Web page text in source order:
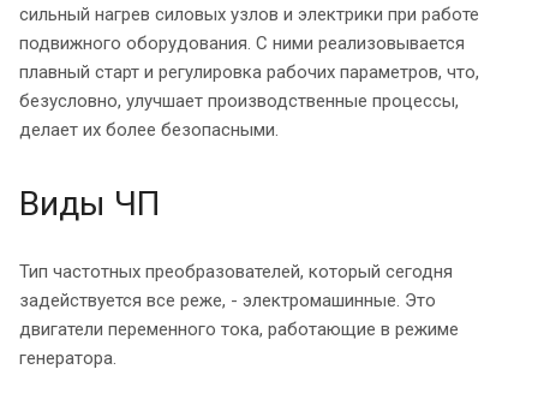
сильный нагрев силовых узлов и электрики при работе
подвижного оборудования. С ними реализовывается
плавный старт и регулировка рабочих параметров, что,
безусловно, улучшает производственные процессы,
делает их более безопасными.
Виды ЧП
Тип частотных преобразователей, который сегодня
задействуется все реже, - электромашинные. Это
двигатели переменного тока, работающие в режиме
генератора.